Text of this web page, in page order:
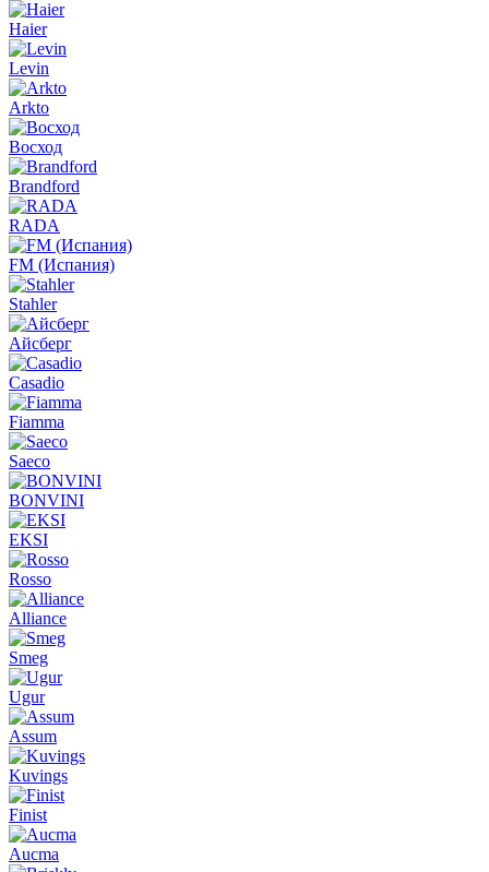
Haier
Levin
Arkto
Восход
Brandford
RADA
FM (Испания)
Stahler
Айсберг
Casadio
Fiamma
Saeco
BONVINI
EKSI
Rosso
Alliance
Smeg
Ugur
Assum
Kuvings
Finist
Aucma